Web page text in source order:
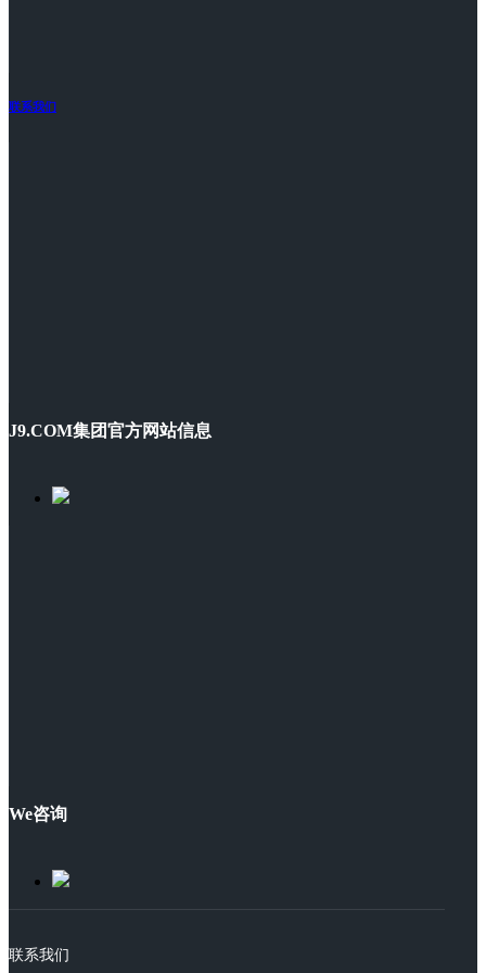
联系我们
J9.COM集团官方网站信息
We咨询
联系我们